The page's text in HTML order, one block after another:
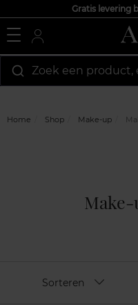
Gratis levering
Zoek een product,
Home Shop Make-up
Sorteren